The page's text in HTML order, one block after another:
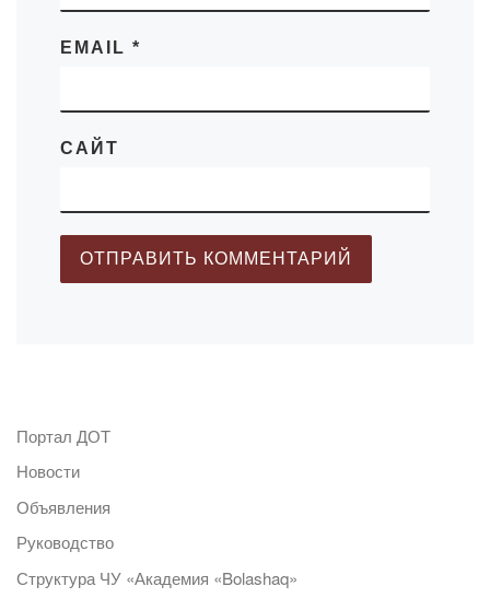
EMAIL *
САЙТ
Портал ДОТ
Новости
Объявления
Руководство
Структура ЧУ «Академия «Bolashaq»